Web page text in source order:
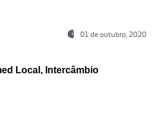
01 de outubro, 2020
Local, Intercâmbio